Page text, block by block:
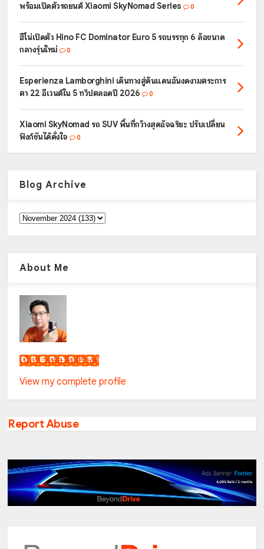
พร้อมเปิดตัวรถยนต์ Xiaomi SkyNomad Series
0
ฮีโน่เปิดตัว Hino FC Dominator Euro 5 รถบรรทุก 6 ล้อขนาด
กลางรุ่นใหม่
0
Esperienza Lamborghini เดินทางสู่ดินแดนอันงดงามตระการ
ตา 22 อีเวนต์ใน 5 ทวีปตลอดปี 2026
0
Xiaomi SkyNomad รถ SUV พื้นที่กว้างสุดอัจฉริยะ ปรับเปลี่ยน
ฟังก์ชันได้ดั่งใจ
0
Blog Archive
About Me
เน็กซ์ วรพล ลิ่มศิริวงศ์
View my complete profile
Report Abuse